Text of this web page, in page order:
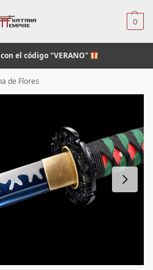
0
el código "VERANO"
de Flores